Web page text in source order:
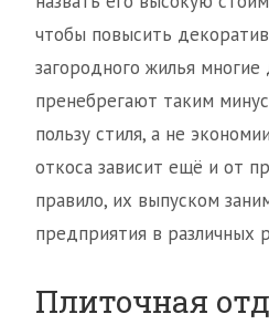
чтобы повысить
загородного жилья
пренебрегают таким
пользу стиля, а не
откоса зависит ещё и от
правило, их выпуском
предприятия в различных
Плиточная